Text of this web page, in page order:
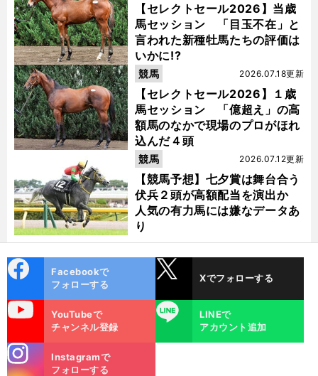
【セレクトセール2026】当歳
馬セッション 「目玉不在」と
言われた新種牡馬たちの評価は
いかに!?
【セレクトセール2026】１歳
馬セッション 「億超え」の高
額馬のなかで現場のプロがほれ
込んだ４頭
2026.07.18更新
競馬
【競馬予想】七夕賞は舞台合う
伏兵２頭が高額配当を演出か
人気の有力馬には嫌なデータあ
り
2026.07.12更新
競馬
ok
Facebookで
フォローする
Xでフォローする
YouTubeで
チャンネル登録
LINE
LINEで
アカウント追加
m
Instagramで
フォローする